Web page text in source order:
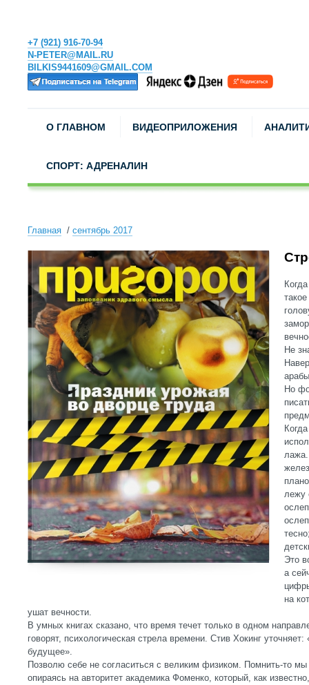
+7 (921) 916-70-94
N-PETER@MAIL.RU
BILKIS9441609@GMAIL.COM
О ГЛАВНОМ ВИДЕОПРИЛОЖЕНИЯ
СПОРТ: АДРЕНАЛИН
Главная сентябрь 2017
Не
Но
лажа.
лежу
Это
а
на
ушат вечности.
В умных книгах сказано, что время течет только в одном
говорят, психологическая стрела времени. Стив Хокинг
будущее».
Позволю себе не согласиться с великим физиком. Помнить-то
опираясь на авторитет академика Фоменко, который, как